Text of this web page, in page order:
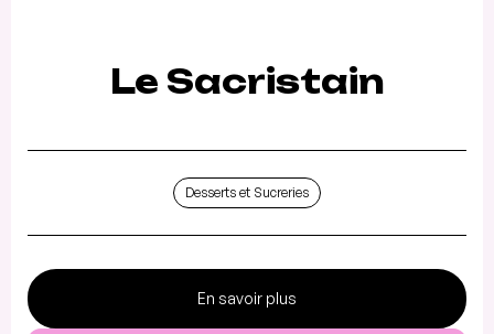
Le Sacristain
Desserts et Sucreries
En savoir plus